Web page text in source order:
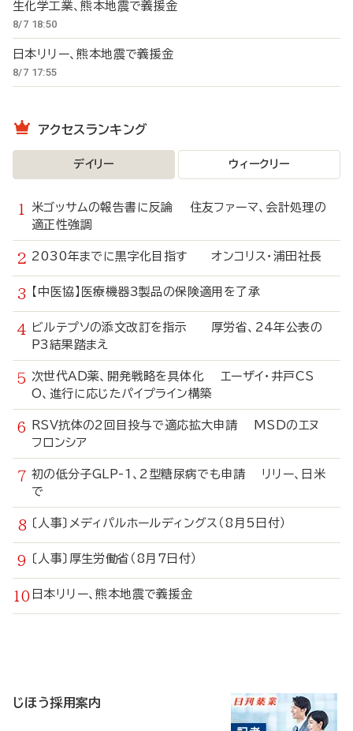
生化学工業、熊本地震で義援金
8/7 18:50
日本リリー、熊本地震で義援金
8/7 17:55
アクセスランキング
デイリー ウィークリー
米ゴッサムの報告書に反論 住友ファーマ、会計処理の
適正性強調
2030年までに黒字化目指す オンコリス・浦田社長
【中医協】医療機器3製品の保険適用を了承
ビルテプソの添文改訂を指示 厚労省、24年公表の
P3結果踏まえ
次世代AD薬、開発戦略を具体化 エーザイ・井戸CS
O、進行に応じたパイプライン構築
RSV抗体の2回目投与で適応拡大申請 MSDのエヌ
フロンシア
初の低分子GLP-1、2型糖尿病でも申請 リリー、日米
で
〔人事〕メディパルホールディングス（8月5日付）
〔人事〕厚生労働省（8月7日付）
日本リリー、熊本地震で義援金
じほう採用案内